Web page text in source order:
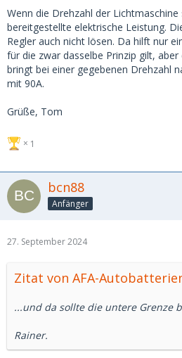
Wenn die Drehzahl der
bereitgestellte elektrische Leistung.
Regler auch nicht lösen. Da hilft nur
für die zwar dasselbe Prinzip gilt,
bringt bei einer gegebenen Drehzahl
mit 90A.
Grüße, Tom
1
bcn88
Anfänger
27. September 2024
Zitat von AFA-
...und da sollte die untere Grenze
Rainer.